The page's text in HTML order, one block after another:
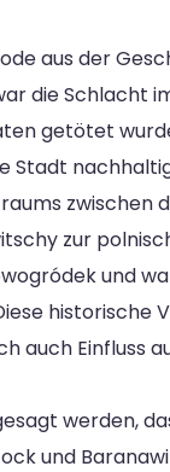
aus der
die Schlacht
getötet
Stadt
zwischen
zur
und
historische
auch Einfluss
werden,
und